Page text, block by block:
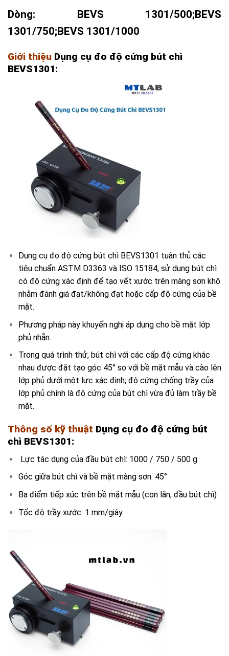
Dòng: BEVS 1301/500;BEVS
1301/750;BEVS 1301/1000
Giới thiệu Dụng cụ đo độ cứng bút chì
BEVS1301:
Dụng cụ đo độ cứng bút chì BEVS1301 tuân thủ các
tiêu chuẩn ASTM D3363 và ISO 15184, sử dụng bút chì
có độ cứng xác định để tạo vết xước trên màng sơn khô
nhằm đánh giá đạt/không đạt hoặc cấp độ cứng của bề
mặt.
Phương pháp này khuyến nghị áp dụng cho bề mặt lớp
phủ nhẵn.
Trong quá trình thử, bút chì với các cấp độ cứng khác
nhau được đặt tạo góc 45° so với bề mặt mẫu và cào lên
lớp phủ dưới một lực xác định; độ cứng chống trầy của
lớp phủ chính là độ cứng của bút chì vừa đủ làm trầy bề
mặt.
Thông số kỹ thuật Dụng cụ đo độ cứng bút
chì BEVS1301:
Lực tác dụng của đầu bút chì: 1000 / 750 / 500 g
Góc giữa bút chì và bề mặt màng sơn: 45°
Ba điểm tiếp xúc trên bề mặt mẫu (con lăn, đầu bút chì)
Tốc độ trầy xước: 1 mm/giây